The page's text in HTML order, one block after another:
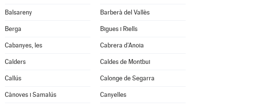
Balsareny Barberà del Vallès
Berga Bigues i Riells
Cabanyes, les Cabrera d'Anoia
Calders Caldes de Montbui
Callús Calonge de Segarra
Cànoves i Samalús Canyelles